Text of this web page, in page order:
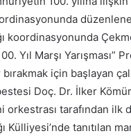
koordinasyonunda
Yıl Marşı
için başlayan
Doç. Dr. İlker
orkestrası tarafından
Külliyesi’nde tanıtılan